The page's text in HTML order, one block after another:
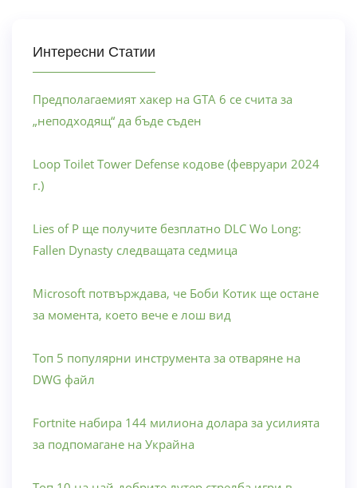
Интересни Статии
Предполагаемият хакер на GTA 6 се счита за
„неподходящ“ да бъде съден
Loop Toilet Tower Defense кодове (февруари 2024
г.)
Lies of P ще получите безплатно DLC Wo Long:
Fallen Dynasty следващата седмица
Microsoft потвърждава, че Боби Котик ще остане
за момента, което вече е лош вид
Топ 5 популярни инструмента за отваряне на
DWG файл
Fortnite набира 144 милиона долара за усилията
за подпомагане на Украйна